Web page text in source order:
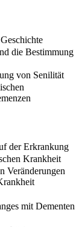
die Bestimmung
von Senilität
der Erkrankung
Krankheit
Veränderungen
mit Dementen